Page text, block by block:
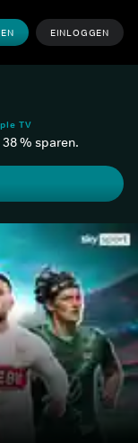
EINLOGGEN
TV
% sparen.